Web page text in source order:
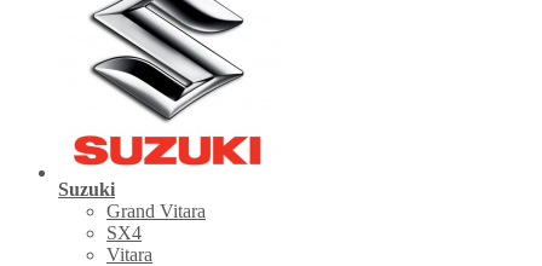
Suzuki
Grand Vitara
SX4
Vitara